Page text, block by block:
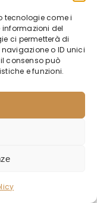
tecnologie come i
del
ci permetterà di
o ID unici
consenso può
e funzioni.